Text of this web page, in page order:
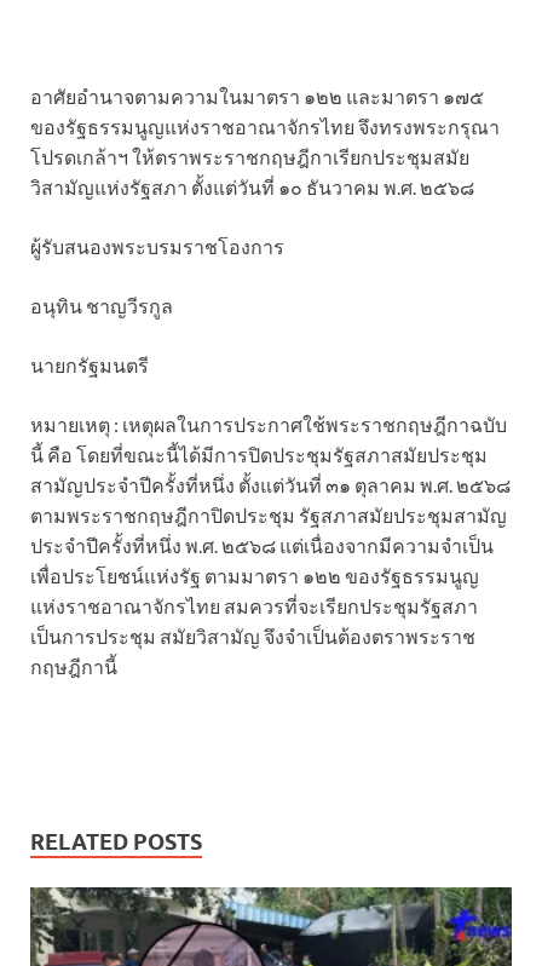
อาศัยอำนาจตามความในมาตรา ๑๒๒ และมาตรา ๑๗๕
ของรัฐธรรมนูญแห่งราชอาณาจักรไทย จึงทรงพระกรุณา
โปรดเกล้าฯ ให้ตราพระราชกฤษฎีกาเรียกประชุมสมัย
วิสามัญแห่งรัฐสภา ตั้งแต่วันที่ ๑๐ ธันวาคม พ.ศ. ๒๕๖๘
ผู้รับสนองพระบรมราชโองการ
อนุทิน ชาญวีรกูล
นายกรัฐมนตรี
หมายเหตุ : เหตุผลในการประกาศใช้พระราชกฤษฎีกาฉบับ
นี้ คือ โดยที่ขณะนี้ได้มีการปิดประชุมรัฐสภาสมัยประชุม
สามัญประจำปีครั้งที่หนึ่ง ตั้งแต่วันที่ ๓๑ ตุลาคม พ.ศ. ๒๕๖๘
ตามพระราชกฤษฎีกาปิดประชุม รัฐสภาสมัยประชุมสามัญ
ประจำปีครั้งที่หนึ่ง พ.ศ. ๒๕๖๘ แต่เนื่องจากมีความจำเป็น
เพื่อประโยชน์แห่งรัฐ ตามมาตรา ๑๒๒ ของรัฐธรรมนูญ
แห่งราชอาณาจักรไทย สมควรที่จะเรียกประชุมรัฐสภา
เป็นการประชุม สมัยวิสามัญ จึงจำเป็นต้องตราพระราช
กฤษฎีกานี้
RELATED POSTS